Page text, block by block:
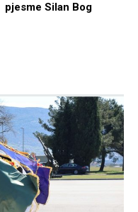
pjesme Silan Bog